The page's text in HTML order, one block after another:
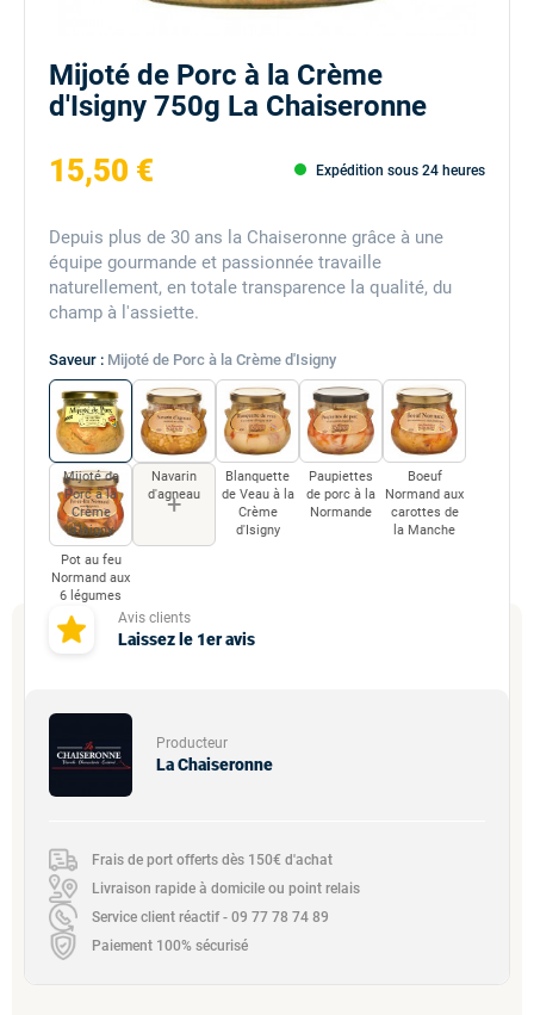
Mijoté de Porc à la Crème
d'Isigny 750g La Chaiseronne
Avis clients
Laissez le 1er avis
Depuis plus de 30 ans la Chaiseronne grâce à une
équipe gourmande et passionnée travaille
naturellement, en totale transparence la qualité, du
champ à l'assiette.
Saveur : Mijoté de Porc à la Crème d'Isigny
Mijoté de
Porc à la
Crème
d'Isigny
Navarin
d'agneau
Blanquette
de Veau à la
Crème
d'Isigny
Paupiettes
de porc à la
Normande
Boeuf
Normand aux
carottes de
la Manche
Pot au feu
Normand aux
6 légumes
+
15,50 € Expédition sous 24 heures
Producteur
La Chaiseronne
Frais de port offerts dès 150€ d'achat
Livraison rapide à domicile ou point relais
Service client réactif - 09 77 78 74 89
Paiement 100% sécurisé